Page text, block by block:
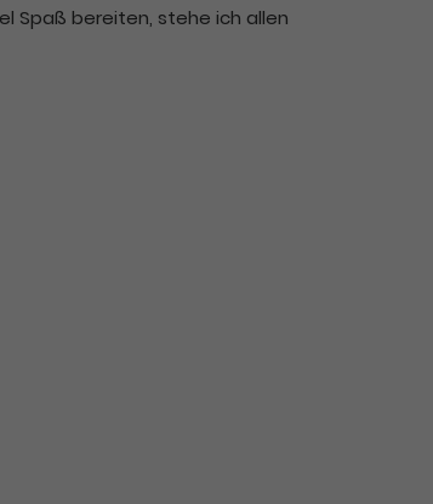
Spaß bereiten, stehe ich allen